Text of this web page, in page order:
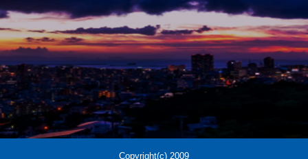
Copyright(c) 2009